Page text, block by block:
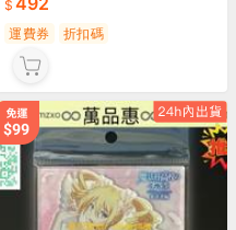
運費券 折扣碼